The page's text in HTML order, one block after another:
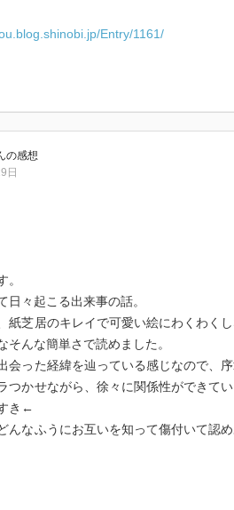
Entry/1161/
の感想
日
。
日々起こる出来事の話。
紙芝居のキレイで可愛い絵にわくわく
そんな簡単さで読めました。
会った経緯を辿っている感じなので、
つかせながら、徐々に関係性ができて
すき←
んなふうにお互いを知って傷付いて認